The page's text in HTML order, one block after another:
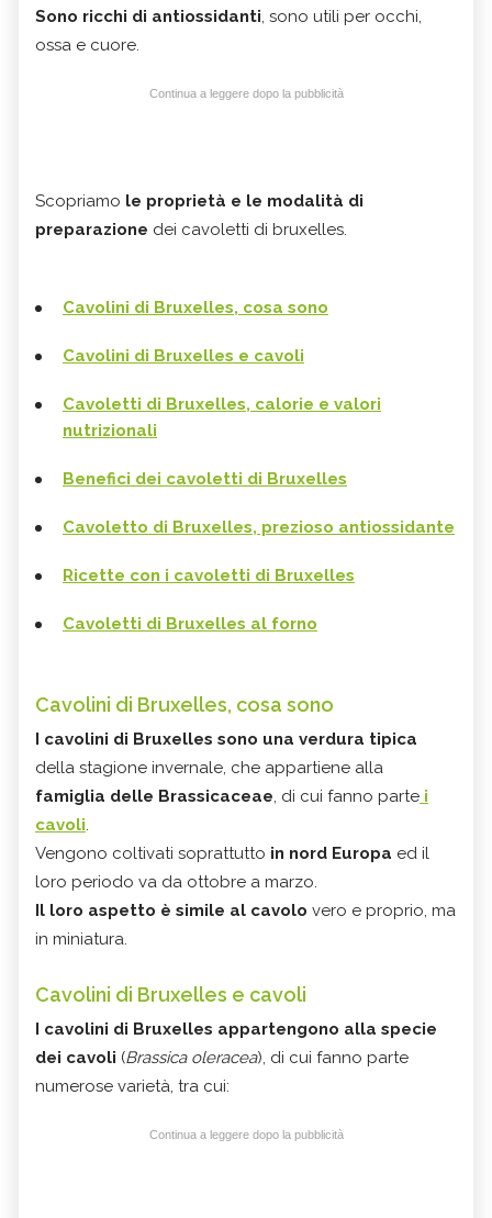
Sono ricchi di antiossidanti, sono utili per occhi,
ossa e cuore.
Continua a leggere dopo la pubblicità
Scopriamo le proprietà e le modalità di
preparazione dei cavoletti di bruxelles.
Cavolini di Bruxelles, cosa sono
Cavolini di Bruxelles e cavoli
Cavoletti di Bruxelles, calorie e valori
nutrizionali
Benefici dei cavoletti di Bruxelles
Cavoletto di Bruxelles, prezioso antiossidante
Ricette con i cavoletti di Bruxelles
Cavoletti di Bruxelles al forno
Cavolini di Bruxelles, cosa sono
I cavolini di Bruxelles sono una verdura tipica
della stagione invernale, che appartiene alla
famiglia delle Brassicaceae, di cui fanno parte i
cavoli.
Vengono coltivati soprattutto in nord Europa ed il
loro periodo va da ottobre a marzo.
Il loro aspetto è simile al cavolo vero e proprio, ma
in miniatura.
Cavolini di Bruxelles e cavoli
I cavolini di Bruxelles appartengono alla specie
dei cavoli (Brassica oleracea), di cui fanno parte
numerose varietà, tra cui:
Continua a leggere dopo la pubblicità